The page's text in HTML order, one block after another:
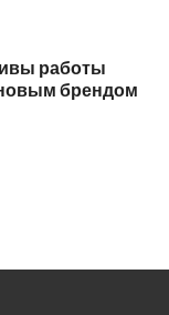
работы
брендом